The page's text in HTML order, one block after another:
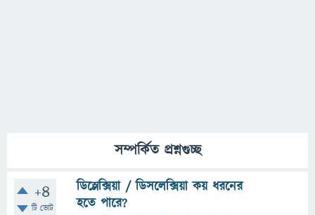
সম্পর্কিত প্রশ্নগুচ্ছ
+4
টি ভোট
ডিস্লেক্সিয়া / ডিসলেক্সিয়া কয় ধরনের
হতে পারে?